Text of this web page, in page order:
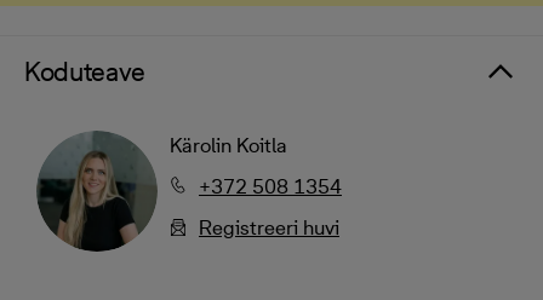
Koduteave
Kärolin Koitla
+372 508 1354
Registreeri huvi